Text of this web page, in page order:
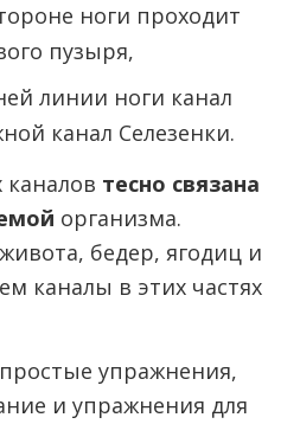
ноги проходит
пузыря,
линии ноги канал
канал Селезенки.
тесно связана
организма.
бедер, ягодиц и
каналы в этих частях
упражнения,
и упражнения для